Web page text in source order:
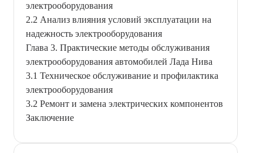
электрооборудования
2.2 Анализ влияния условий эксплуатации на
надежность электрооборудования
Глава 3. Практические методы обслуживания
электрооборудования автомобилей Лада Нива
3.1 Техническое обслуживание и профилактика
электрооборудования
3.2 Ремонт и замена электрических компонентов
Заключение